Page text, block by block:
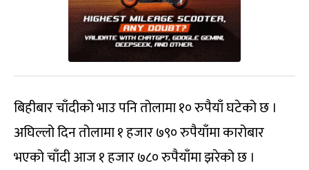
बिहीबार चाँदीको भाउ पनि तोलामा १० रुपैयाँ घटेको छ ।
अघिल्लो दिन तोलामा १ हजार ७९० रुपैयाँमा कारोबार
भएको चाँदी आज १ हजार ७८० रुपैयाँमा झरेको छ ।